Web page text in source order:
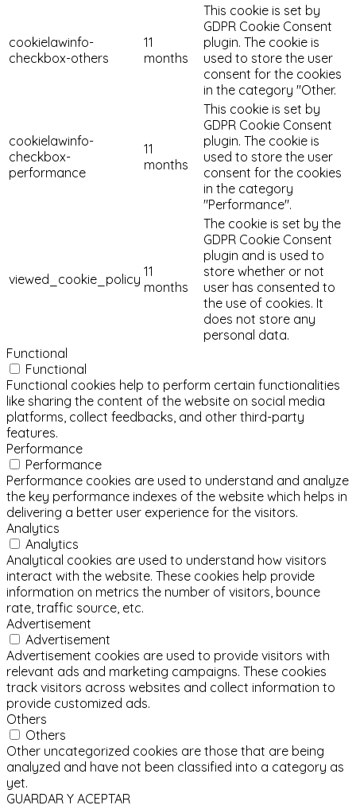
cookielawinfo-
checkbox-others
11
months
This cookie is set by
GDPR Cookie Consent
plugin. The cookie is
used to store the user
consent for the cookies
in the category "Other.
cookielawinfo-
checkbox-
performance
11
months
This cookie is set by
GDPR Cookie Consent
plugin. The cookie is
used to store the user
consent for the cookies
in the category
"Performance".
viewed_cookie_policy 11
months
The cookie is set by the
GDPR Cookie Consent
plugin and is used to
store whether or not
user has consented to
the use of cookies. It
does not store any
personal data.
Functional
Functional
Functional cookies help to perform certain functionalities
like sharing the content of the website on social media
platforms, collect feedbacks, and other third-party
features.
Performance
Performance
Performance cookies are used to understand and analyze
the key performance indexes of the website which helps in
delivering a better user experience for the visitors.
Analytics
Analytics
Analytical cookies are used to understand how visitors
interact with the website. These cookies help provide
information on metrics the number of visitors, bounce
rate, traffic source, etc.
Advertisement
Advertisement
Advertisement cookies are used to provide visitors with
relevant ads and marketing campaigns. These cookies
track visitors across websites and collect information to
provide customized ads.
Others
Others
Other uncategorized cookies are those that are being
analyzed and have not been classified into a category as
yet.
GUARDAR Y ACEPTAR